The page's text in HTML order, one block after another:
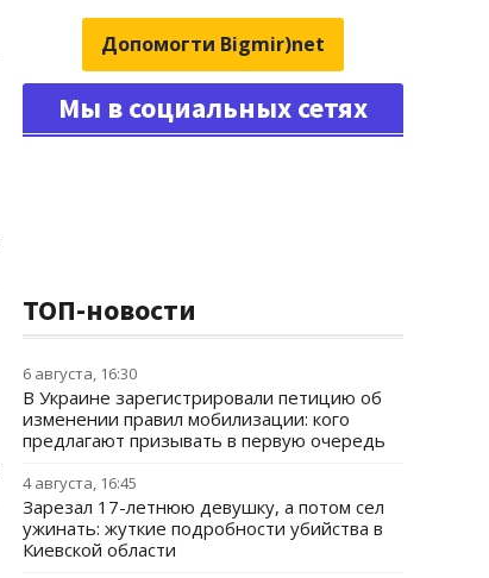
Допомогти Bigmir)net
Мы в социальных сетях
ТОП-новости
6 августа, 16:30
В Украине зарегистрировали петицию об
изменении правил мобилизации: кого
предлагают призывать в первую очередь
4 августа, 16:45
Зарезал 17-летнюю девушку, а потом сел
ужинать: жуткие подробности убийства в
Киевской области